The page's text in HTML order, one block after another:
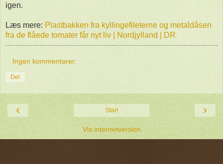
igen.
Læs mere: Plastbakken fra kyllingefileterne og metaldåsen
fra de flåede tomater får nyt liv | Nordjylland | DR
Ingen kommentarer:
Del
‹ ›
Start
Vis internetversion